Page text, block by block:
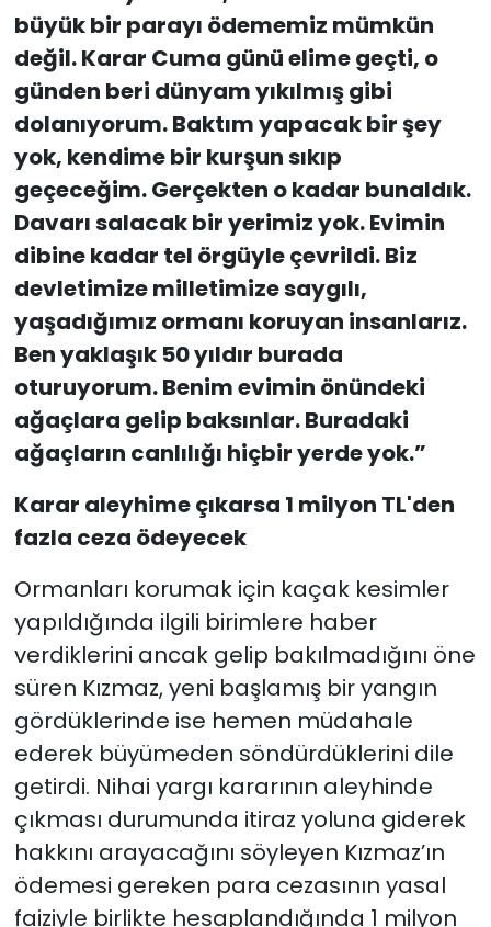
büyük bir parayı ödememiz mümkün
değil. Karar Cuma günü elime geçti, o
günden beri dünyam yıkılmış gibi
dolanıyorum. Baktım yapacak bir şey
yok, kendime bir kurşun sıkıp
geçeceğim. Gerçekten o kadar bunaldık.
Davarı salacak bir yerimiz yok. Evimin
dibine kadar tel örgüyle çevrildi. Biz
devletimize milletimize saygılı,
yaşadığımız ormanı koruyan insanlarız.
Ben yaklaşık 50 yıldır burada
oturuyorum. Benim evimin önündeki
ağaçlara gelip baksınlar. Buradaki
ağaçların canlılığı hiçbir yerde yok.”
Karar aleyhime çıkarsa 1 milyon TL'den
fazla ceza ödeyecek
Ormanları korumak için kaçak kesimler
yapıldığında ilgili birimlere haber
verdiklerini ancak gelip bakılmadığını öne
süren Kızmaz, yeni başlamış bir yangın
gördüklerinde ise hemen müdahale
ederek büyümeden söndürdüklerini dile
getirdi. Nihai yargı kararının aleyhinde
çıkması durumunda itiraz yoluna giderek
hakkını arayacağını söyleyen Kızmaz’ın
ödemesi gereken para cezasının yasal
faiziyle birlikte hesaplandığında 1 milyon